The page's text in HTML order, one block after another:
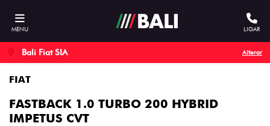
MENU LIGAR
Bali Fiat SIA Alterar
FIAT
FASTBACK 1.0 TURBO 200 HYBRID
IMPETUS CVT